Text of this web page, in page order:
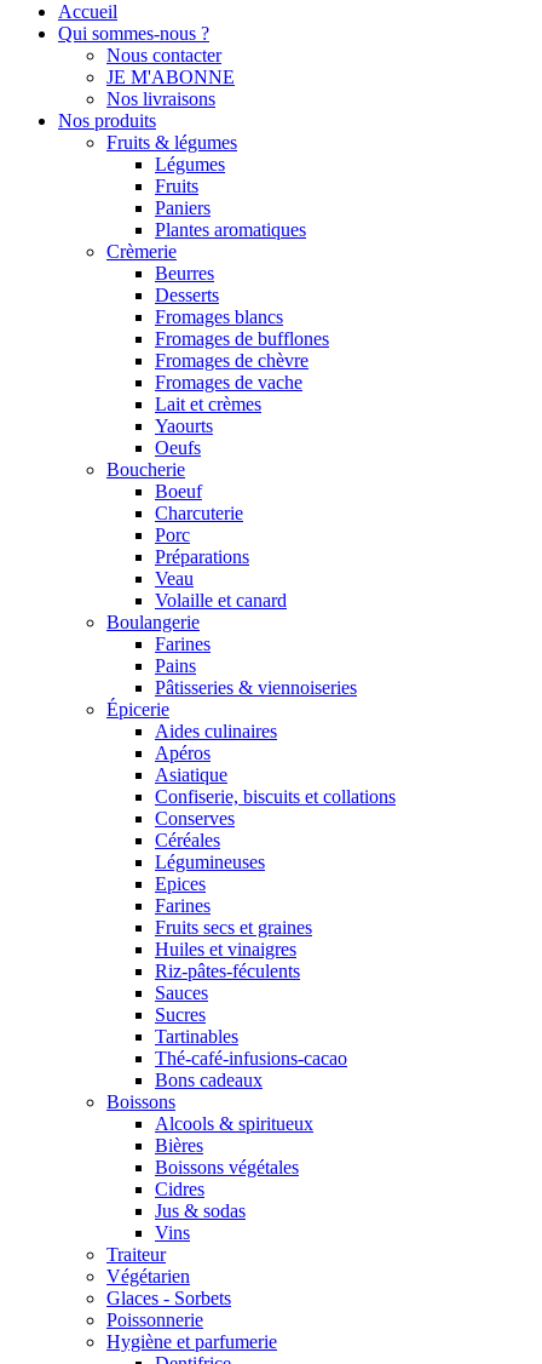
Accueil
Qui sommes-nous ?
Nous contacter
JE M'ABONNE
Nos livraisons
Nos produits
Fruits & légumes
Légumes
Fruits
Paniers
Plantes aromatiques
Crèmerie
Beurres
Desserts
Fromages blancs
Fromages de bufflones
Fromages de chèvre
Fromages de vache
Lait et crèmes
Yaourts
Oeufs
Boucherie
Boeuf
Charcuterie
Porc
Préparations
Veau
Volaille et canard
Boulangerie
Farines
Pains
Pâtisseries & viennoiseries
Épicerie
Aides culinaires
Apéros
Asiatique
Confiserie, biscuits et collations
Conserves
Céréales
Légumineuses
Epices
Farines
Fruits secs et graines
Huiles et vinaigres
Riz-pâtes-féculents
Sauces
Sucres
Tartinables
Thé-café-infusions-cacao
Bons cadeaux
Boissons
Alcools & spiritueux
Bières
Boissons végétales
Cidres
Jus & sodas
Vins
Traiteur
Végétarien
Glaces - Sorbets
Poissonnerie
Hygiène et parfumerie